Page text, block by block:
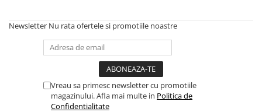
Newsletter Nu rata ofertele si promotiile noastre
Vreau sa primesc newsletter cu promotiile
magazinului. Afla mai multe in Politica de
Confidentialitate